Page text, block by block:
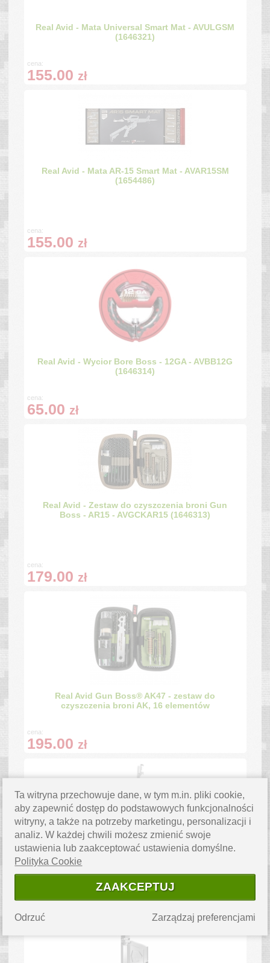
Real Avid - Mata Universal Smart Mat - AVULGSM
(1646321)
cena:
155.00 zł
Real Avid - Mata AR-15 Smart Mat - AVAR15SM
(1654486)
cena:
155.00 zł
Real Avid - Wycior Bore Boss - 12GA - AVBB12G
(1646314)
cena:
65.00 zł
Real Avid - Zestaw do czyszczenia broni Gun
Boss - AR15 - AVGCKAR15 (1646313)
cena:
179.00 zł
Real Avid Gun Boss® AK47 - zestaw do
czyszczenia broni AK, 16 elementów
cena:
195.00 zł
Real Avid - Narzędzie Gun Tool CORE - AR15 -
AVGTCOR-AR (1646332)
cena:
239.00
Ta witryna przechowuje dane, w tym m.in. pliki cookie,
aby zapewnić dostęp do podstawowych funkcjonalności
witryny, a także na potrzeby marketingu, personalizacji i
analiz. W każdej chwili możesz zmienić swoje
ustawienia lub zaakceptować ustawienia domyślne.
Polityka Cookie
ZAAKCEPTUJ
Zarządzaj preferencjami
Odrzuć